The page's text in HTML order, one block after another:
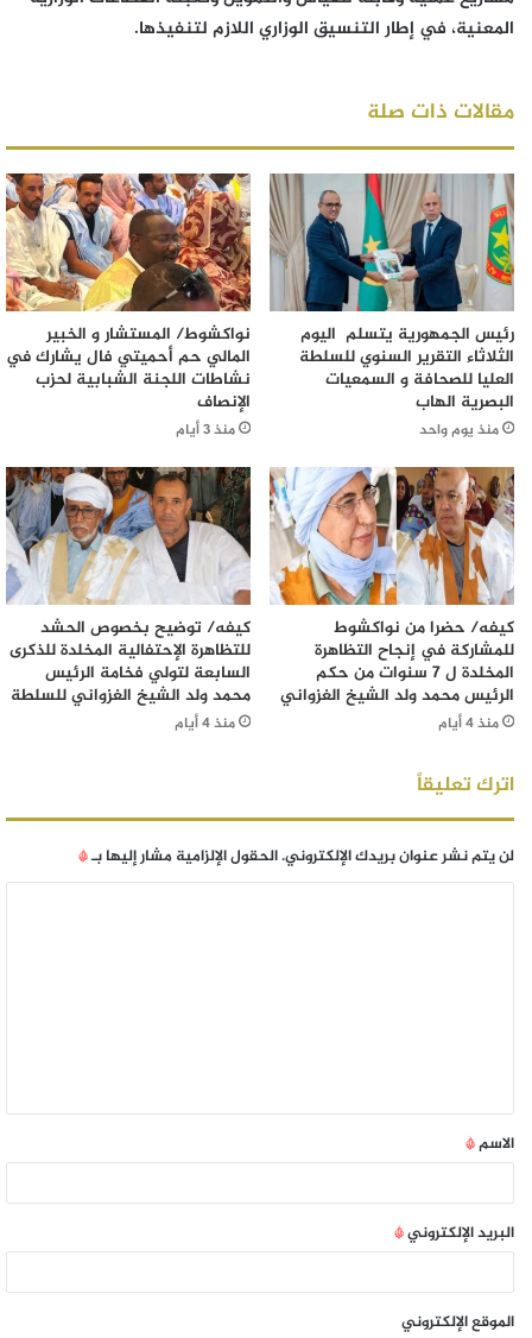
المعنية، في إطار التنسيق الوزاري اللازم لتنفيذها.
مقالات ذات صلة
رئيس الجمهورية يتسلم اليوم
الثلاثاء التقرير السنوي للسلطة
العليا للصحافة و السمعيات
البصرية الهاب
منذ يوم واحد
نواكشوط/ المستشار و الخبير
المالي حم أحميتي فال يشارك في
نشاطات اللجنة الشبابية لحزب
الإنصاف
منذ 3 أيام
كيفه/ حضرا من نواكشوط
للمشاركة في إنجاح التظاهرة
المخلدة ل 7 سنوات من حكم
الرئيس محمد ولد الشيخ الغزواني
منذ 4 أيام
كيفه/ توضيح بخصوص الحشد
للتظاهرة الإحتفالية المخلدة للذكرى
السابعة لتولي فخامة الرئيس
محمد ولد الشيخ الغزواني للسلطة
منذ 4 أيام
اترك تعليقاً
لن يتم نشر عنوان بريدك الإلكتروني.الحقول الإلزامية مشار إليها بـ*
الاسم*
البريد الإلكتروني*
الموقع الإلكتروني